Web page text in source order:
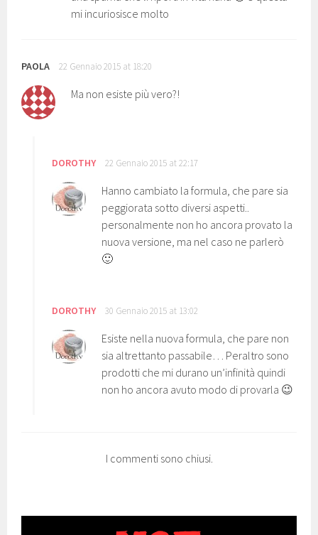
mi incuriosisce molto
PAOLA 22 Gennaio 2015 at 18:20
Ma non esiste più vero?!
DOROTHY 22 Gennaio 2015 at 22:17
Hanno cambiato la formula, che pare sia
peggiorata sotto diversi aspetti..
personalmente non ho ancora provato la
nuova versione, ma nel caso ne parlerò
🙂
DOROTHY 30 Gennaio 2015 at 13:02
Esiste nella nuova formula, che pare non
sia altrettanto passabile… Peraltro sono
prodotti che mi durano un’infinità quindi
non ho ancora avuto modo di provarla 😉
I commenti sono chiusi.